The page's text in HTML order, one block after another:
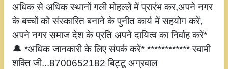
अधिक से अधिक स्थानों गली मोहल्ले में प्रारंभ कर,अपने नगर
के बच्चों को संस्कारित बनाने के पुनीत कार्य में सहयोग करें,
अपने नगर समाज देश के प्रति अपने दायित्व का निर्वाह करें*
🔔 *अधिक जानकारी के लिए संपर्क करें* ************ स्वामी
शक्ति जी...8700652182 बिट्टू अग्रवाल